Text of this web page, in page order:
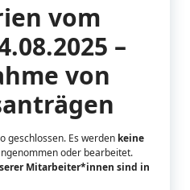
vom
–
von
geschlossen. Es werden keine
oder bearbeitet.
Mitarbeiter*innen sind in